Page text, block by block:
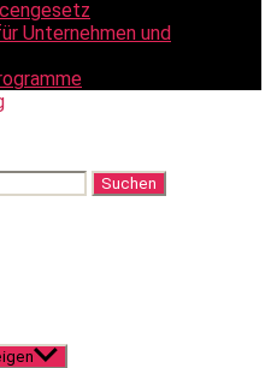
Unternehmen und